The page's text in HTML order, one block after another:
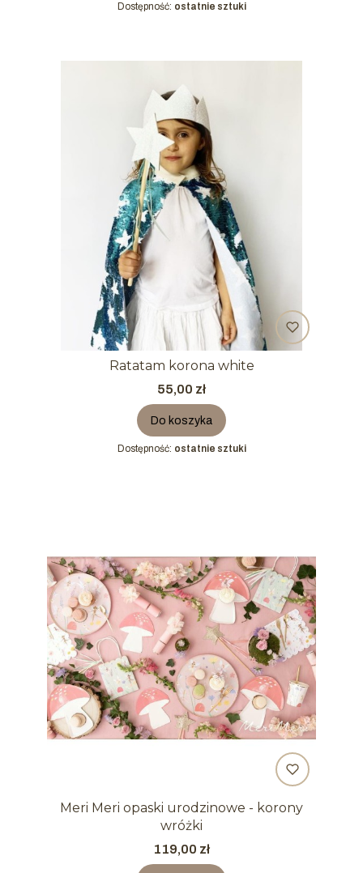
Dostępność: ostatnie sztuki
Ratatam korona white
Cena
55,00 zł
Do koszyka
Dostępność: ostatnie sztuki
Meri Meri opaski urodzinowe - korony
wróżki
Cena
119,00 zł